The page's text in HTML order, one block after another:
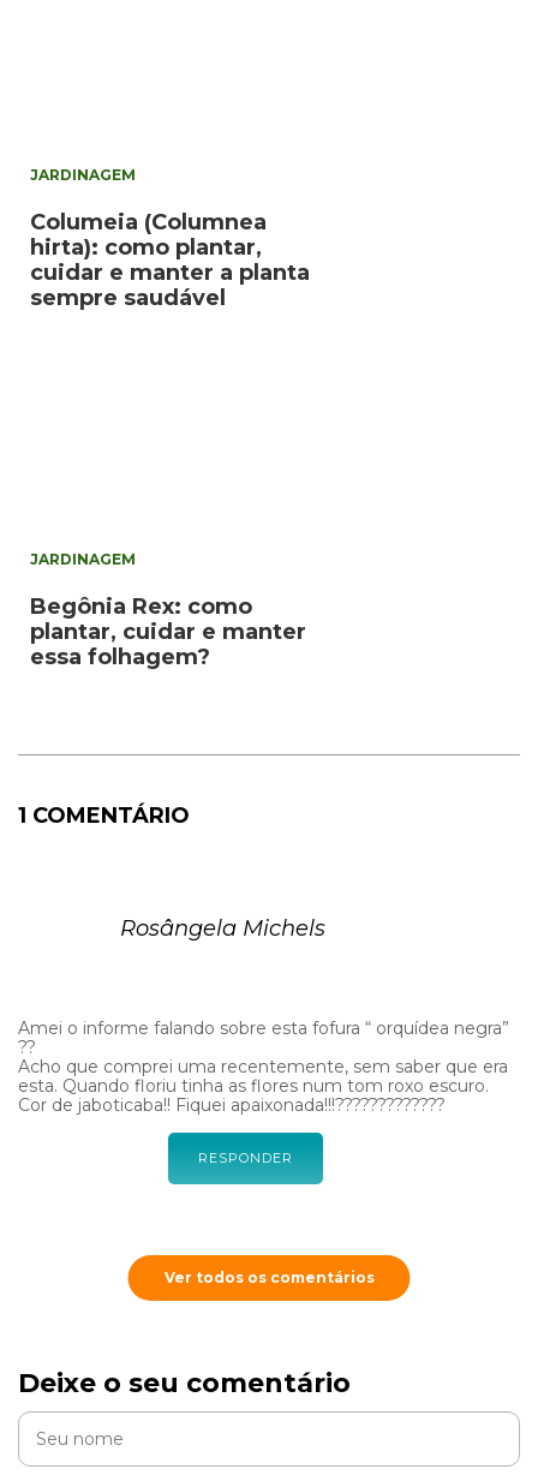
JARDINAGEM
Columeia (Columnea
hirta): como plantar,
cuidar e manter a planta
sempre saudável
JARDINAGEM
Begônia Rex: como
plantar, cuidar e manter
essa folhagem?
1 COMENTÁRIO
Rosângela Michels
Amei o informe falando sobre esta fofura “ orquídea negra”
??
Acho que comprei uma recentemente, sem saber que era
esta. Quando floriu tinha as flores num tom roxo escuro.
Cor de jaboticaba!! Fiquei apaixonada!!!?????????????
RESPONDER
Ver todos os comentários
Deixe o seu comentário